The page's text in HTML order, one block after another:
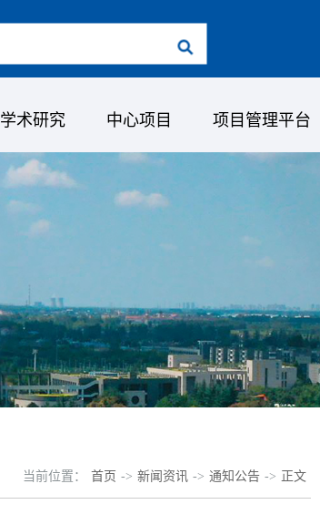
学术研究 中心项目 项目管理平台
当前位置： 首页 -> 新闻资讯 -> 通知公告 -> 正文